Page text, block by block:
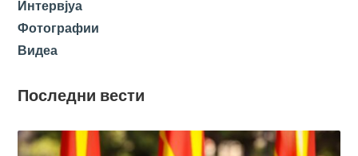
Интервјуа
Фотографии
Видеа
Последни вести